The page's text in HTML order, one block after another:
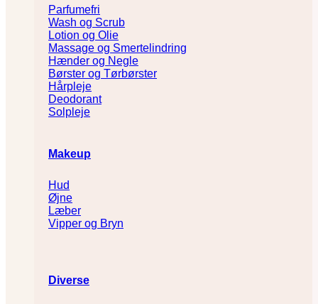
Parfumefri
Wash og Scrub
Lotion og Olie
Massage og Smertelindring
Hænder og Negle
Børster og Tørbørster
Hårpleje
Deodorant
Solpleje
Makeup
Hud
Øjne
Læber
Vipper og Bryn
Diverse